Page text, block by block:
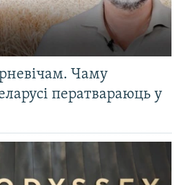
Чаму
ператвараюць у